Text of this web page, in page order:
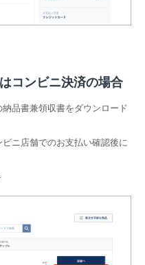
コンビニ決済の場合
納品書兼領収書をダウンロード
ニ店舗でのお支払い確認後に